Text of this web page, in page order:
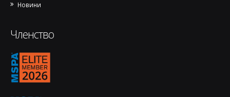
Новини
Членство
1770144973889-removebg-preview.png